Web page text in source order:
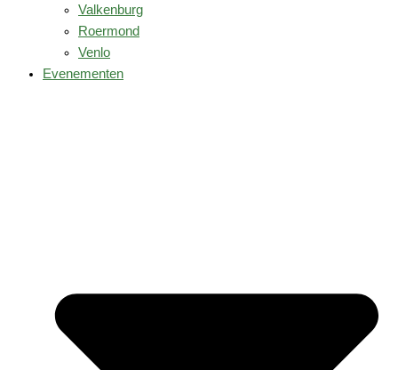
Valkenburg
Roermond
Venlo
Evenementen